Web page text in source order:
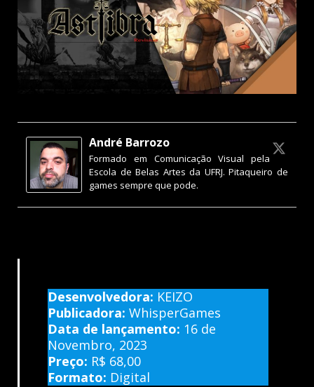
André Barrozo
Formado em Comunicação Visual pela
Escola de Belas Artes da UFRJ. Pitaqueiro de
games sempre que pode.
Desenvolvedora: KEIZO
Publicadora: WhisperGames
Data de lançamento: 16 de
Novembro, 2023
Preço: R$ 68,00
Formato: Digital